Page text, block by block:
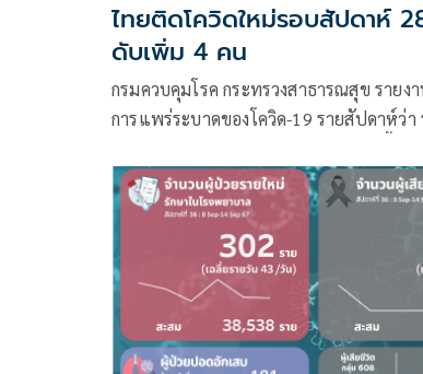
ไทยติดโควิดใหม่รอบสัปดาห์
ดับเพิ่ม 4 คน
กรมควบคุมโรค กระทรวงสาธารณสุข รายง
การแพร่ระบาดของโควิด-19 รายสัปดาห์ว่า